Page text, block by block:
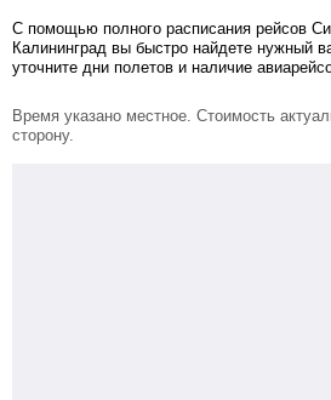
С помощью полного расписания рейсов
Калининград вы быстро найдете нужный
уточните дни полетов и наличие
Время указано местное. Стоимость
сторону.